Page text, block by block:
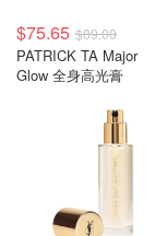
$75.65 $89.00
PATRICK TA Major
Glow 全身高光膏